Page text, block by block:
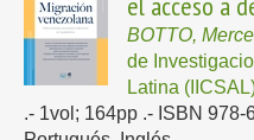
BOTTO,
de
Latina
.- 1vol; 164pp .- ISBN 978-